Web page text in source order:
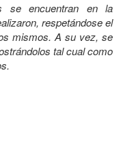
se encuentran en la
respetándose el
mismos. A su vez, se
tal cual como